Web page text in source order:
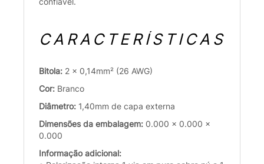
CARACTERÍSTICAS
Bitola: 2 x 0,14mm² (26 AWG)
Cor: Branco
Diâmetro: 1,40mm de capa externa
Dimensões da embalagem: 0.000 x 0.000 x
0.000
Informação adicional: